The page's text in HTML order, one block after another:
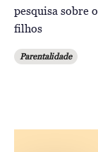
pesquisa sobre
filhos
Parentalidade